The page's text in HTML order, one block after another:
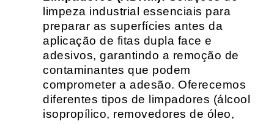
limpeza industrial essenciais para
preparar as superfícies antes da
aplicação de fitas dupla face e
adesivos, garantindo a remoção de
contaminantes que podem
comprometer a adesão. Oferecemos
diferentes tipos de limpadores (álcool
isopropílico, removedores de óleo,